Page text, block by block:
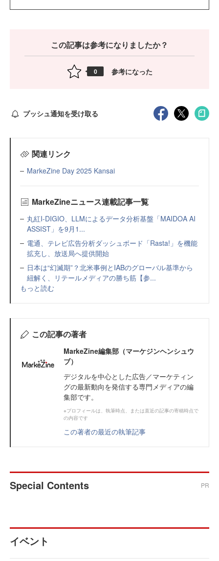
この記事は参考になりましたか？
0 参考になった
プッシュ通知を受け取る
関連リンク
MarkeZine Day 2025 Kansai
MarkeZineニュース連載記事一覧
丸紅I-DIGIO、LLMによるデータ分析基盤「MAIDOA AI
ASSIST」を9月1...
電通、テレビ広告分析ダッシュボード「Rasta!」を機能
拡充し、放送局へ提供開始
日本は“幻滅期”？北米事例とIABのグローバル基準から
紐解く、リテールメディアの勝ち筋【参...
もっと読む
この記事の著者
MarkeZine編集部（マーケジンヘンシュウ
ブ）
デジタルを中心とした広告／マーケティン
グの最新動向を発信する専門メディアの編
集部です。
※プロフィールは、執筆時点、または直近の記事の寄稿時点で
の内容です
この著者の最近の執筆記事
Special Contents PR
イベント